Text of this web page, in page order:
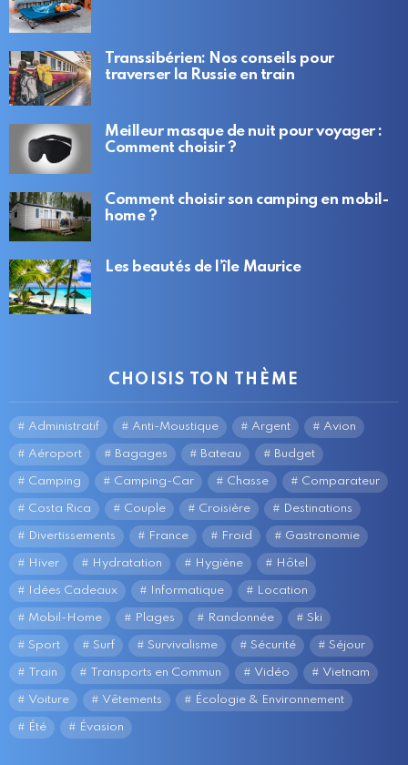
Transsibérien: Nos conseils pour
traverser la Russie en train
Meilleur masque de nuit pour voyager :
Comment choisir ?
Comment choisir son camping en mobil-
home ?
Les beautés de l’île Maurice
CHOISIS TON THÈME
Administratif Anti-Moustique Argent Avion
Aéroport Bagages Bateau Budget
Camping Camping-Car Chasse Comparateur
Costa Rica Couple Croisière Destinations
Divertissements France Froid Gastronomie
Hiver Hydratation Hygiène Hôtel
Idées Cadeaux Informatique Location
Mobil-Home Plages Randonnée Ski
Sport Surf Survivalisme Sécurité Séjour
Train Transports en Commun Vidéo Vietnam
Voiture Vêtements Écologie & Environnement
Été Évasion